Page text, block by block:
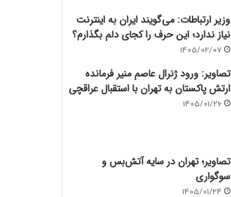
وزیر ارتباطات: می‌گویند ایران به اینترنت
نیاز ندارد؛ این حرف را کجای دلم بگذارم؟
1405/02/07
تصاویر: ورود ژنرال عاصم منیر فرمانده
ارتش پاکستان به تهران با استقبال عراقچی
1405/01/26
تصاویر؛ تهران در سایه آتش‌بس و
سوگواری
1405/01/24